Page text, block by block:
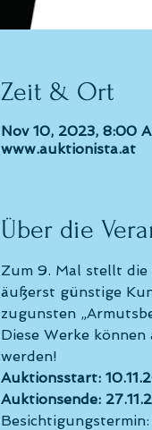
Zeit & Ort
Nov 10, 2023, 8:00
www.auktionista.at
Über die
Zum 9. Mal stellt
äußerst günstige
zugunsten
Diese Werke
werden!
Auktionsstart:
Auktionsende: